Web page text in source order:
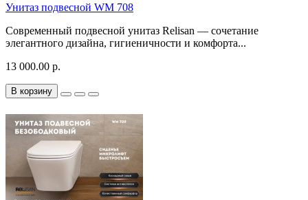
Унитаз подвесной WM 708
Современный подвесной унитаз Relisan — сочетание
элегантного дизайна, гигиеничности и комфорта...
13 000.00 р.
В корзину